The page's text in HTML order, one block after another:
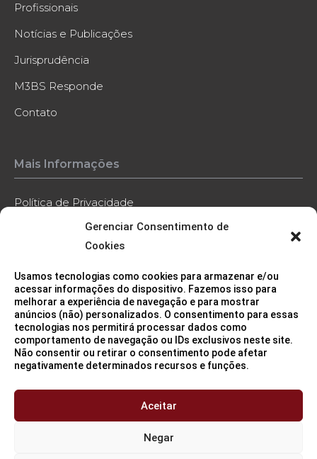
Gerenciar Consentimento de
Cookies
Usamos tecnologias como cookies para armazenar e/ou
acessar informações do dispositivo. Fazemos isso para
melhorar a experiência de navegação e para mostrar
anúncios (não) personalizados. O consentimento para essas
tecnologias nos permitirá processar dados como
comportamento de navegação ou IDs exclusivos neste site.
Não consentir ou retirar o consentimento pode afetar
negativamente determinados recursos e funções.
Aceitar
Negar
Profissionais
Notícias e Publicações
Jurisprudência
M3BS Responde
Contato
Mais Informações
Política de Privacidade
Política de Cookies
Contato
Sede (São Paulo/SP)